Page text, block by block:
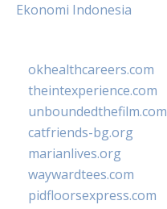
Ekonomi Indonesia
okhealthcareers.com
theintexperience.com
unboundedthefilm.com
catfriends-bg.org
marianlives.org
waywardtees.com
pidfloorsexpress.com